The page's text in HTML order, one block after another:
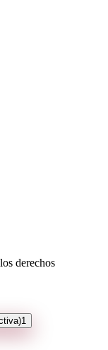
derechos
1